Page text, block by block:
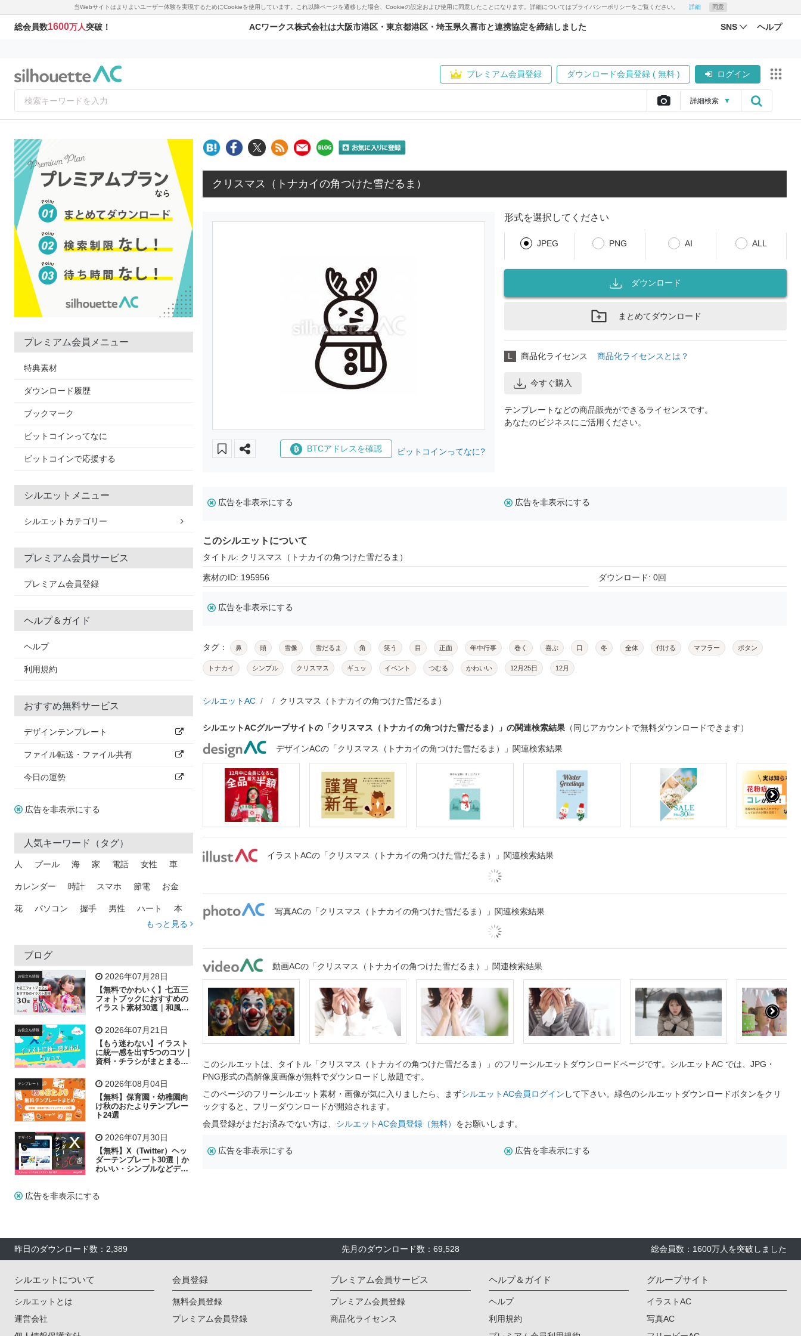
当Webサイトはよりよいユーザー体験を実現するためにCookieを使用しています。これ以降ページを遷移した場合、Cookieの設定および使用に同意したことになります。詳細についてはプライバシーポリシーをご覧ください。 詳細 同意
総会員数1600万人突破！ ACワークス株式会社は大阪市港区・東京都港区・埼玉県久喜市と連携協定を締結しました SNS ヘルプ
プレミアム会員登録 ダウンロード会員登録 ( 無料 ) ログイン
詳細検索 ▼
プレミアム会員メニュー
特典素材
ダウンロード履歴
ブックマーク
ビットコインってなに
ビットコインで応援する
シルエットメニュー
シルエットカテゴリー
プレミアム会員サービス
プレミアム会員登録
ヘルプ＆ガイド
ヘルプ
利用規約
おすすめ無料サービス
デザインテンプレート
ファイル転送・ファイル共有
今日の運勢
広告を非表示にする
人気キーワード（タグ）
人 プール 海 家 電話 女性 車
カレンダー 時計 スマホ 節電 お金
花 パソコン 握手 男性 ハート 本
トラック 木
吹き出し
飛行機 グラフ ビル 魚 家族 書類
歩く 工場 会社 太陽 キラキラ
子供 作業員 相談 ピクトグラム
もっと見る
ブログ
お役立ち情報 2026年07月28日
【無料でかわいく】七五三
フォトブックにおすすめの
イラスト素材30選｜和風の
お役立ち情報 2026年07月21日
【もう迷わない】イラスト
に統一感を出す5つのコツ｜
資料・チラシがまとまるフ
テンプレート 2026年08月04日
【無料】保育園・幼稚園向
け秋のおたよりテンプレー
ト24選
デザイン 2026年07月30日
【無料】X（Twitter）ヘッ
ダーテンプレート30選｜か
わいい・シンプルなどデザ
広告を非表示にする
クリスマス（トナカイの角つけた雪だるま）
BTCアドレスを確認 ビットコインってなに?
形式を選択してください
JPEG PNG AI ALL
ダウンロード
まとめてダウンロード
L 商品化ライセンス 商品化ライセンスとは？
今すぐ購入
テンプレートなどの商品販売ができるライセンスです。
あなたのビジネスにご活用ください。
広告を非表示にする 広告を非表示にする
このシルエットについて
タイトル: クリスマス（トナカイの角つけた雪だるま）
素材のID: 195956 ダウンロード: 0回
広告を非表示にする
タグ： 鼻 頭 雪像 雪だるま 角 笑う 目 正面 年中行事 巻く 喜ぶ 口 冬 全体 付ける マフラー ボタン
トナカイ シンプル クリスマス ギュッ イベント つむる かわいい 12月25日 12月
シルエットAC クリスマス（トナカイの角つけた雪だるま）
シルエットACグループサイトの「クリスマス（トナカイの角つけた雪だるま）」の関連検索結果 （同じアカウントで無料ダウンロードできます）
デザインACの「クリスマス（トナカイの角つけた雪だるま）」関連検索結果
イラストACの「クリスマス（トナカイの角つけた雪だるま）」関連検索結果
写真ACの「クリスマス（トナカイの角つけた雪だるま）」関連検索結果
動画ACの「クリスマス（トナカイの角つけた雪だるま）」関連検索結果
このシルエットは、タイトル「クリスマス（トナカイの角つけた雪だるま）」のフリーシルエットダウンロードページです。シルエットAC では、JPG・
PNG形式の高解像度画像が無料でダウンロードし放題です。
このページのフリーシルエット素材・画像が気に入りましたら、まずシルエットAC会員ログイン して下さい。緑色のシルエットダウンロードボタンをクリ
ックすると、フリーダウンロードが開始されます。
会員登録がまだお済みでない方は、 シルエットAC会員登録（無料） をお願いします。
広告を非表示にする 広告を非表示にする
昨日のダウンロード数：2,389 先月のダウンロード数：69,528 総会員数：1600万人を突破しました
シルエットについて
シルエットとは
運営会社
会員登録
無料会員登録
プレミアム会員登録
プレミアム会員サービス
プレミアム会員登録
商品化ライセンス
ヘルプ＆ガイド
ヘルプ
利用規約
グループサイト
イラストAC
写真AC